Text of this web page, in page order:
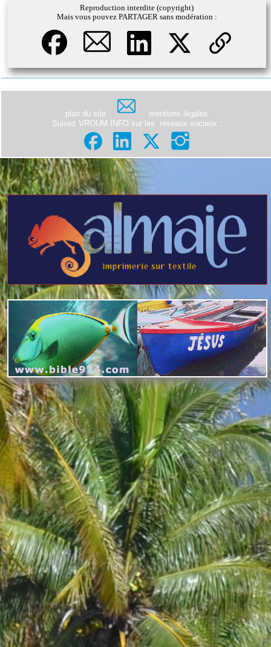
Reproduction interdite (copyright)
Mais vous pouvez PARTAGER sans modération :
plan du site
mentions légales
Suivez VROUM.INFO sur les
réseaux sociaux :